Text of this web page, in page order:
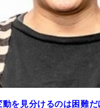
動を見分けるのは困難